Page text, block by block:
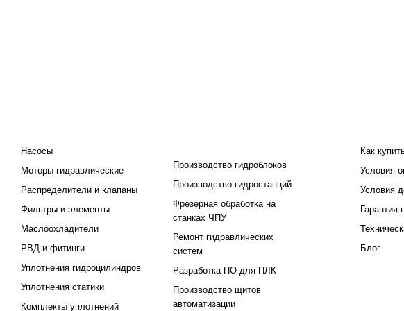
Насосы
Моторы гидравлические
Распределители и клапаны
Фильтры и элементы
Маслоохладители
РВД и фитинги
Уплотнения гидроцилиндров
Уплотнения статики
Комплекты уплотнений
Производство гидроблоков
Производство гидростанций
Фрезерная обработка на
станках ЧПУ
Ремонт гидравлических
систем
Разработка ПО для ПЛК
Производство щитов
автоматизации
Как
Условия
Условия
Гарантия
Блог